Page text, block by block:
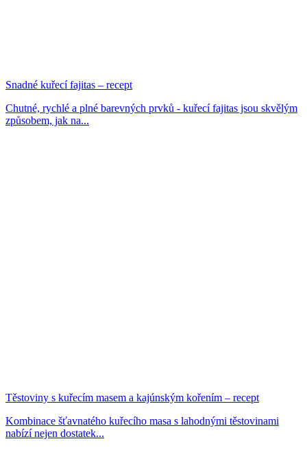
Snadné kuřecí fajitas – recept
Chutné, rychlé a plné barevných prvků - kuřecí fajitas jsou skvělým
způsobem, jak na...
Těstoviny s kuřecím masem a kajúnským kořením – recept
Kombinace šťavnatého kuřecího masa s lahodnými těstovinami
nabízí nejen dostatek...